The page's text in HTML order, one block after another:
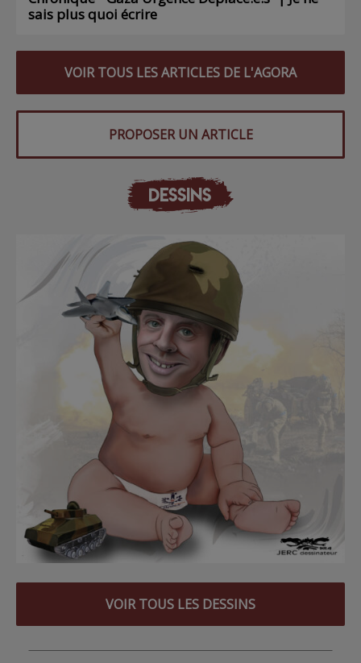
sais plus quoi écrire
VOIR TOUS LES ARTICLES DE L'AGORA
PROPOSER UN ARTICLE
DESSINS
VOIR TOUS LES DESSINS